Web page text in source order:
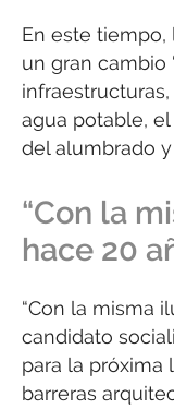
En este
un gran cambio
agua potable,
del alumbrado
“Con la
hace 20
“Con la misma
candidato
para la próxima
barreras